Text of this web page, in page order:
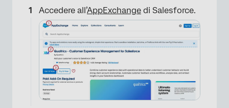
Accedere all’AppExchange di Salesforce.